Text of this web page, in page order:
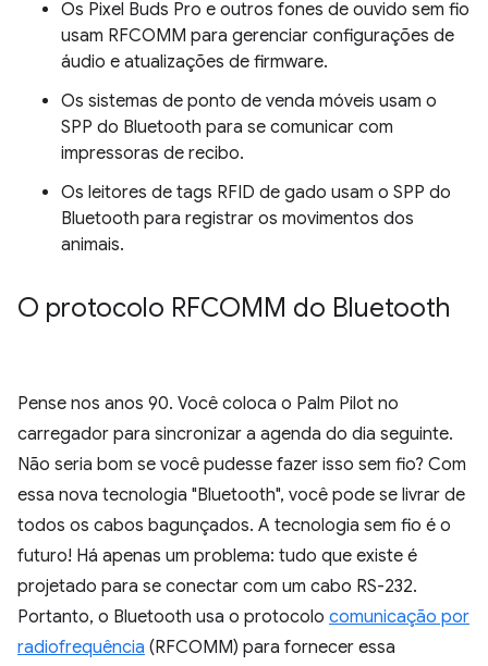
Os Pixel Buds Pro e outros fones de ouvido sem fio
usam RFCOMM para gerenciar configurações de
áudio e atualizações de firmware.
Os sistemas de ponto de venda móveis usam o
SPP do Bluetooth para se comunicar com
impressoras de recibo.
Os leitores de tags RFID de gado usam o SPP do
Bluetooth para registrar os movimentos dos
animais.
O protocolo RFCOMM do Bluetooth
Pense nos anos 90. Você coloca o Palm Pilot no
carregador para sincronizar a agenda do dia seguinte.
Não seria bom se você pudesse fazer isso sem fio? Com
essa nova tecnologia "Bluetooth", você pode se livrar de
todos os cabos bagunçados. A tecnologia sem fio é o
futuro! Há apenas um problema: tudo que existe é
projetado para se conectar com um cabo RS-232.
Portanto, o Bluetooth usa o protocolo comunicação por
radiofrequência (RFCOMM) para fornecer essa